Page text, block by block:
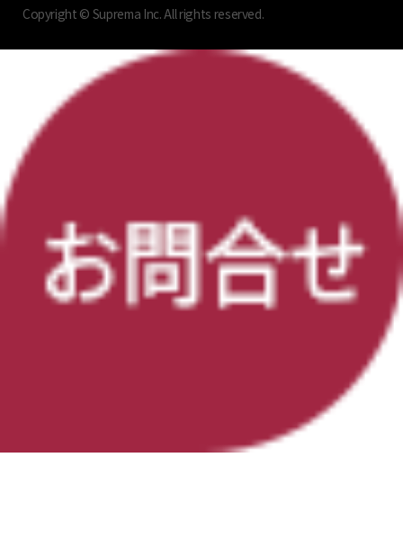
Copyright © Suprema Inc. All rights reserved.